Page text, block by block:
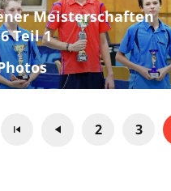
Meisterschaften
Teil 1
2 3